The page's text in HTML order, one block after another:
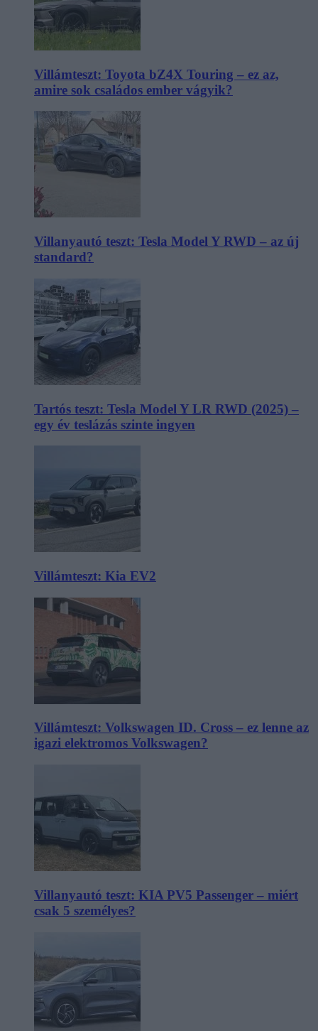
Villámteszt: Toyota bZ4X Touring – ez az,
amire sok családos ember vágyik?
Villanyautó teszt: Tesla Model Y RWD – az új
standard?
Tartós teszt: Tesla Model Y LR RWD (2025) –
egy év teslázás szinte ingyen
Villámteszt: Kia EV2
Villámteszt: Volkswagen ID. Cross – ez lenne az
igazi elektromos Volkswagen?
Villanyautó teszt: KIA PV5 Passenger – miért
csak 5 személyes?